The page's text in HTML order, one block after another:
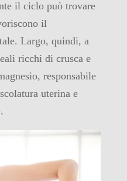
il ciclo può trovare
il
Largo, quindi, a
ricchi di crusca e
responsabile
uterina e